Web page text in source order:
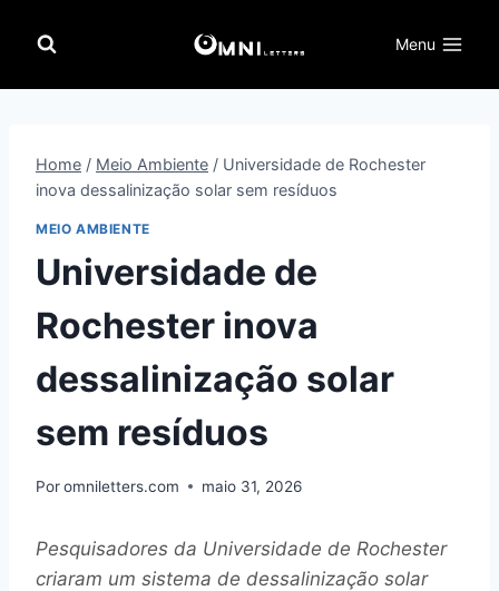
para
Menu
Home / Meio Ambiente / Universidade de Rochester
inova dessalinização solar sem resíduos
MEIO AMBIENTE
Universidade de
Rochester inova
dessalinização solar
sem resíduos
Poromniletters.com maio 31, 2026
Pesquisadores da Universidade de Rochester
criaram um sistema de dessalinização solar